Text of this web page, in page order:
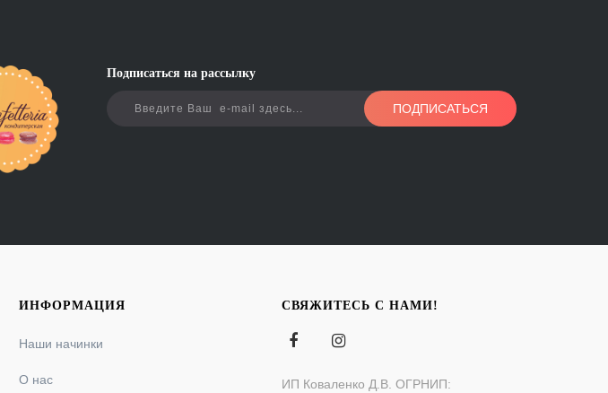
Подписаться на рассылку
ПОДПИСАТЬСЯ
ИНФОРМАЦИЯ
Наши начинки
О нас
СВЯЖИТЕСЬ С НАМИ!
ИП Коваленко Д.В. ОГРНИП: